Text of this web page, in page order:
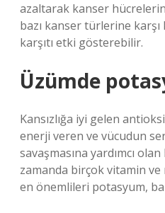
azaltarak kanser
bazı kanser türlerine
karşıtı etki gösterebilir.
Üzümde
Kansızlığa iyi gelen
enerji veren ve vücudun
savaşmasına yardımcı
zamanda birçok vitamin
en önemlileri potasyum,